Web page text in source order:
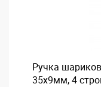
Ручка
35х9мм, 4